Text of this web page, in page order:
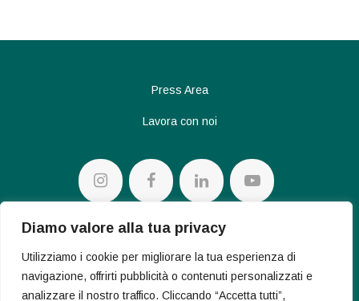
Diamo valore alla tua privacy
Utilizziamo i cookie per migliorare la tua esperienza di
navigazione, offrirti pubblicità o contenuti personalizzati e
analizzare il nostro traffico. Cliccando “Accetta tutti”,
Press Area
Lavora con noi
Cookie Policy